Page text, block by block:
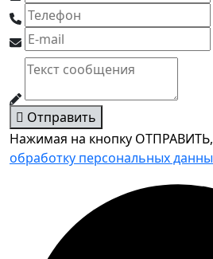
Отправить
Нажимая на кнопку
обработку персональных